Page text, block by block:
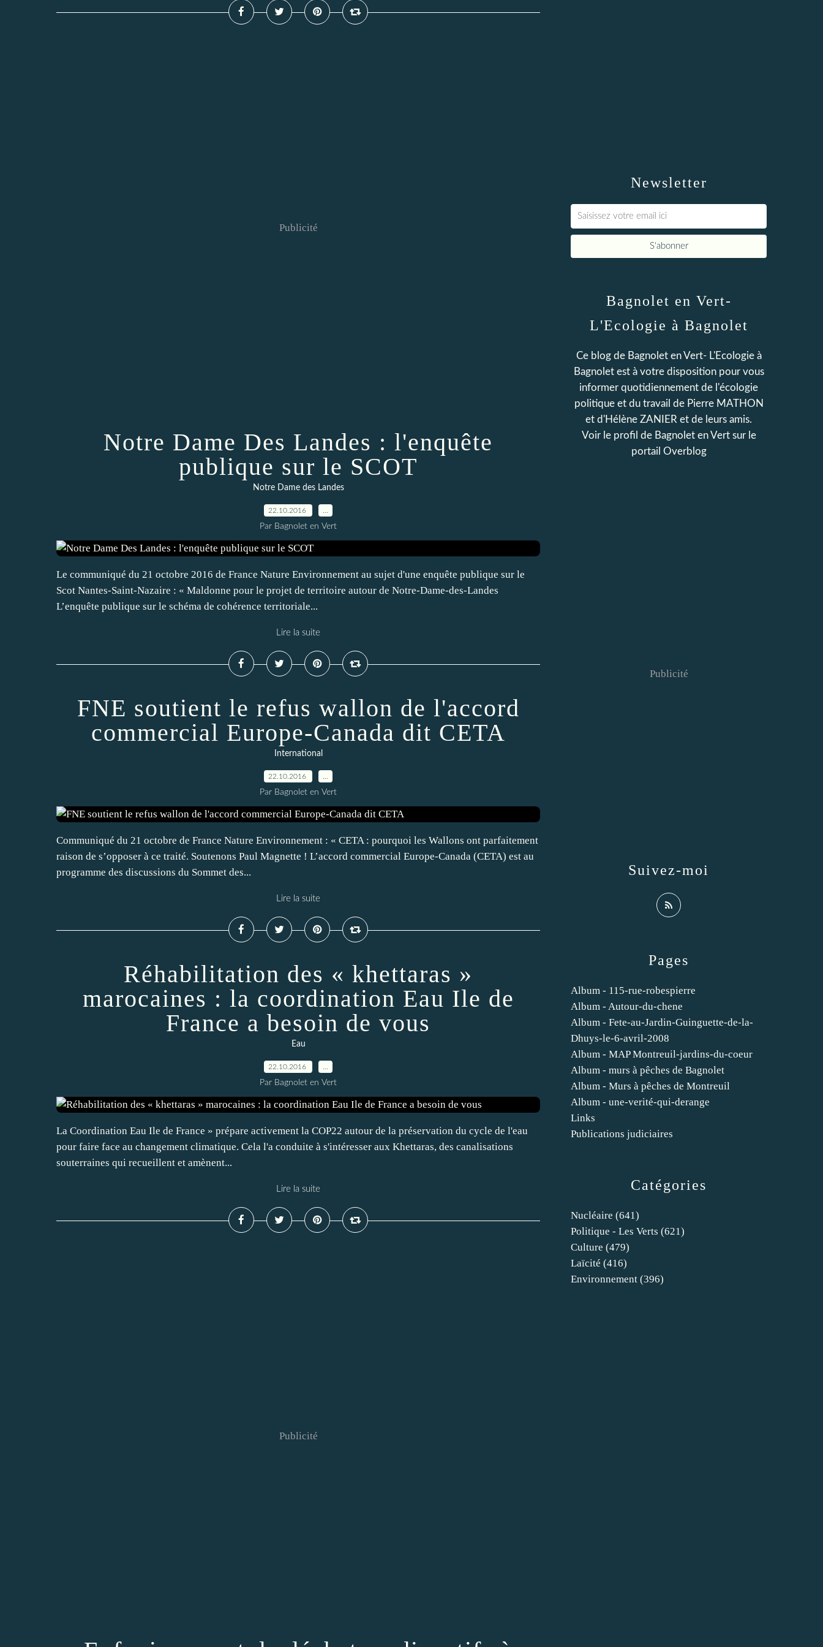
Publicité
Notre Dame Des Landes : l'enquête
publique sur le SCOT
Notre Dame des Landes
22.10.2016
Par Bagnolet en Vert
Le communiqué du 21 octobre 2016 de France Nature Environnement au sujet d'une enquête publique sur le
Scot Nantes-Saint-Nazaire : « Maldonne pour le projet de territoire autour de Notre-Dame-des-Landes
L’enquête publique sur le schéma de cohérence territoriale...
Lire la suite
FNE soutient le refus wallon de l'accord
commercial Europe-Canada dit CETA
International
22.10.2016
Par Bagnolet en Vert
Communiqué du 21 octobre de France Nature Environnement : « CETA : pourquoi les Wallons ont parfaitement
raison de s’opposer à ce traité. Soutenons Paul Magnette ! L’accord commercial Europe-Canada (CETA) est au
programme des discussions du Sommet des...
Lire la suite
Réhabilitation des « khettaras »
marocaines : la coordination Eau Ile de
France a besoin de vous
Eau
22.10.2016
Par Bagnolet en Vert
La Coordination Eau Ile de France » prépare activement la COP22 autour de la préservation du cycle de l'eau
pour faire face au changement climatique. Cela l'a conduite à s'intéresser aux Khettaras, des canalisations
souterraines qui recueillent et amènent...
Lire la suite
Publicité
Newsletter
Catégories
Nucléaire (641)
Politique - Les Verts (621)
Culture (479)
Laïcité (416)
Environnement (396)
Pages
Album - 115-rue-robespierre
Album - Autour-du-chene
Album - Fete-au-Jardin-Guinguette-de-la-
Dhuys-le-6-avril-2008
Album - MAP Montreuil-jardins-du-coeur
Album - murs à pêches de Bagnolet
Album - Murs à pêches de Montreuil
Album - une-verité-qui-derange
Links
Publications judiciaires
Bagnolet en Vert-
L'Ecologie à Bagnolet
Ce blog de Bagnolet en Vert- L'Ecologie à
Bagnolet est à votre disposition pour vous
informer quotidiennement de l'écologie
politique et du travail de Pierre MATHON
et d'Hélène ZANIER et de leurs amis.
Voir le profil de Bagnolet en Vertsur le
portail Overblog
Suivez-moi
Publicité